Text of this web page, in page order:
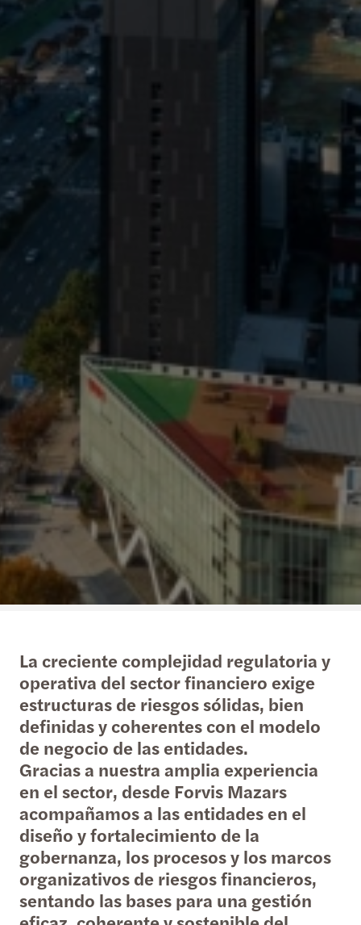
La creciente complejidad regulatoria y
operativa del sector financiero exige
estructuras de riesgos sólidas, bien
definidas y coherentes con el modelo
de negocio de las entidades.
Gracias a nuestra amplia experiencia
en el sector, desde Forvis Mazars
acompañamos a las entidades en el
diseño y fortalecimiento de la
gobernanza, los procesos y los marcos
organizativos de riesgos financieros,
sentando las bases para una gestión